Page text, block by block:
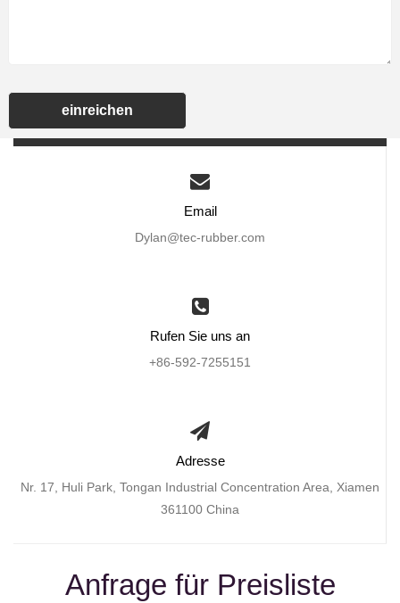
einreichen
Email
Dylan@tec-rubber.com
Rufen Sie uns an
+86-592-7255151
Adresse
Nr. 17, Huli Park, Tongan Industrial Concentration Area, Xiamen
361100 China
Anfrage für Preisliste